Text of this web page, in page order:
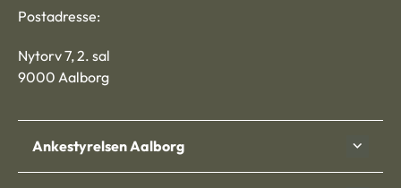
Postadresse:
Nytorv 7, 2. sal
9000 Aalborg
Ankestyrelsen Aalborg